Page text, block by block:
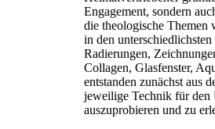
Engagement, sondern
die theologische Themen
in den
Radierungen,
Collagen, Glasfenster,
entstanden zunächst aus
jeweilige Technik für den
auszuprobieren und zu